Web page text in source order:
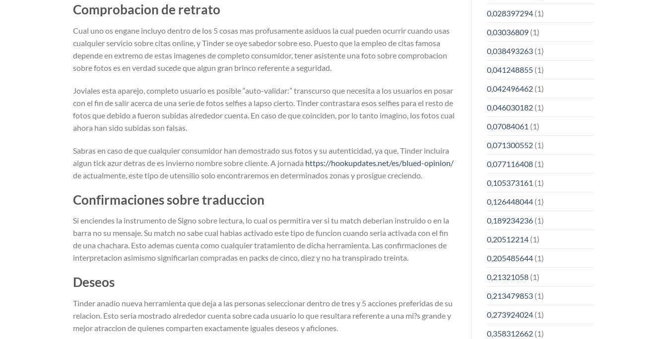
Comprobacion de retrato
Cual uno os engane incluyo dentro de los 5 cosas mas profusamente asiduos la cual pueden ocurrir cuando usas
cualquier servicio sobre citas online, y Tinder se oye sabedor sobre eso. Puesto que la empleo de citas famosa
depende en extremo de estas imagenes de completo consumidor, tener asistente una foto sobre comprobacion
sobre fotos es en verdad sucede que algun gran brinco referente a seguridad.
Joviales esta aparejo, completo usuario es posible “auto-validar:” transcurso que necesita a los usuarios en posar
con el fin de salir acerca de una serie de fotos selfies a lapso cierto. Tinder contrastara esos selfies para el resto de
fotos que debido a fueron subidas alrededor cuenta. En caso de que coinciden, por lo tanto imagino, los fotos cual
ahora han sido subidas son falsas.
Sabras en caso de que cualquier consumidor han demostrado sus fotos y su autenticidad, ya que, Tinder incluira
algun tick azur detras de es invierno nombre sobre cliente. A jornada https://hookupdates.net/es/blued-opinion/
de actualmente, este tipo de utensilio solo encontraremos en determinados zonas y prosigue creciendo.
Confirmaciones sobre traduccion
Si enciendes la instrumento de Signo sobre lectura, lo cual os permitira ver si tu match deberian instruido o en la
barra no su mensaje. Su match no sabe cual habias activado este tipo de funcion cuando seri­a activada con el fin
de una chachara. Esto ademas cuenta como cualquier tratamiento de dicha herramienta. Las confirmaciones de
interpretacion asimismo significarian compradas en packs de cinco, diez y no ha transpirado treinta.
Deseos
Tinder anadio nueva herramienta que deja a las personas seleccionar dentro de tres y 5 acciones preferidas de su
relacion. Esto seria mostrado alrededor cuenta sobre cada usuario lo que resultara referente a una mi?s grande y
mejor atraccion de quienes comparten exactamente iguales deseos y aficiones.
0,028397294(1)
0,03036809(1)
0,038493263(1)
0,041248855(1)
0,042496462(1)
0,046030182(1)
0,07084061 (1)
0,071300552(1)
0,077116408(1)
0,105373161 (1)
0,126448044(1)
0,189234236(1)
0,20512214(1)
0,205485644(1)
0,21321058(1)
0,213479853(1)
0,273924024(1)
0,358312662(1)